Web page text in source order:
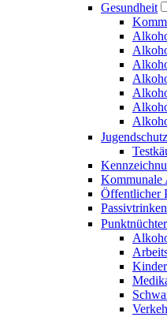
Gesundheit
Jugendschutz
Öffentlicher
Passivtrinken